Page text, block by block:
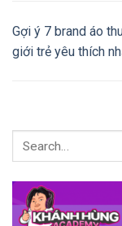
Gợi ý 7 brand áo
giới trẻ yêu thích